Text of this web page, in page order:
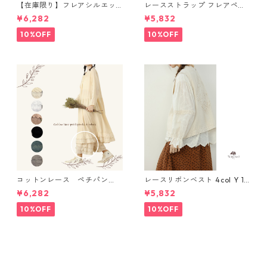
【在庫限り】フレアシルエッ
ト キャミワンピース 2col N
WP123
¥6,282
10%OFF
レースストラップ フレアペチ
パンツ Y 10925
¥5,832
10%OFF
コットンレース ペチパン
ツ 6 colors R2020131
¥6,282
10%OFF
レースリボンベスト 4col Y 111
15
¥5,832
10%OFF